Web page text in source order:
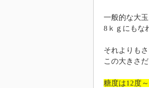
一般的な大
8ｋｇにもな
それよりも
この大きさ
糖度は12度